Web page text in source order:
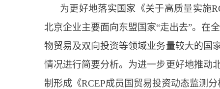
为更好地落实国家《关于高质量实施
北京企业主要面向东盟国家“走出去”。在
物贸易及双向投资等领域业务量较大的国
情况进行简要分析。为进一步更好地推动
制形成《RCEP成员国贸易投资动态监测